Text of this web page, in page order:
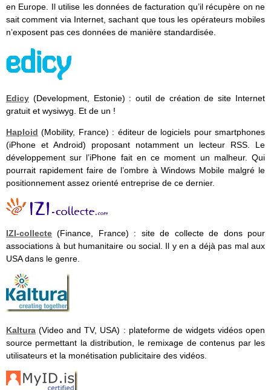
en Europe. Il utilise les données de facturation qu’il récupère on ne
sait comment via Internet, sachant que tous les opérateurs mobiles
n’exposent pas ces données de manière standardisée.
Edicy (Development, Estonie) : outil de création de site Internet
gratuit et wysiwyg. Et de un !
Haploid (Mobility, France) : éditeur de logiciels pour smartphones
(iPhone et Android) proposant notamment un lecteur RSS. Le
développement sur l’iPhone fait en ce moment un malheur. Qui
pourrait rapidement faire de l’ombre à Windows Mobile malgré le
positionnement assez orienté entreprise de ce dernier.
IZI-collecte (Finance, France) : site de collecte de dons pour
associations à but humanitaire ou social. Il y en a déjà pas mal aux
USA dans le genre.
Kaltura (Video and TV, USA) : plateforme de widgets vidéos open
source permettant la distribution, le remixage de contenus par les
utilisateurs et la monétisation publicitaire des vidéos.